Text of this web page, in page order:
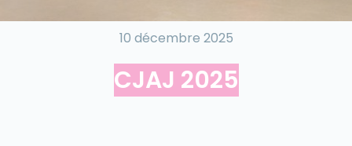
10 décembre 2025
CJAJ 2025